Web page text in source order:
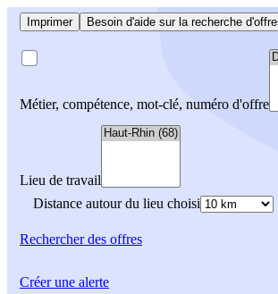
Imprimer Besoin d'aide sur la recherche
Métier, compétence, mot-clé, numéro d'offre
Lieu de travail
Distance autour du lieu choisi
Rechercherdes offres
Créer une alerte